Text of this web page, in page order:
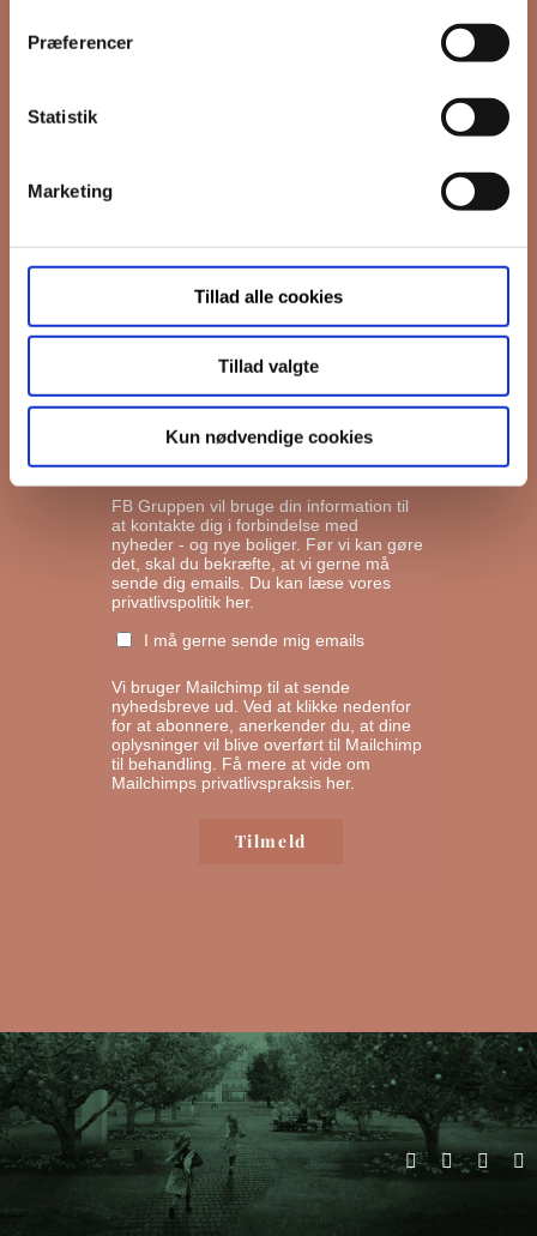
Præferencer
Statistik
Marketing
Tillad alle cookies
Tillad valgte
Kun nødvendige cookies
Interesseret i
Ejerboliger
Lejeboliger
Andelsboliger
Markedsføringstilladelse
FB Gruppen vil bruge din information til
at kontakte dig i forbindelse med
nyheder - og nye boliger. Før vi kan gøre
det, skal du bekræfte, at vi gerne må
sende dig emails. Du kan læse vores
privatlivspolitik her.
I må gerne sende mig emails
Vi bruger Mailchimp til at sende
nyhedsbreve ud. Ved at klikke nedenfor
for at abonnere, anerkender du, at dine
oplysninger vil blive overført til Mailchimp
til behandling. Få mere at vide om
Mailchimps privatlivspraksis her.